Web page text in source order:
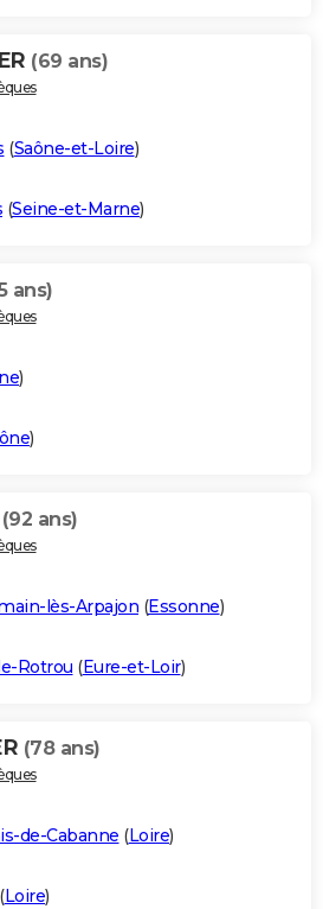
(69 ans)
(Saône-et-Loire)
(Seine-et-Marne)
ans)
)
)
(92 ans)
lès-Arpajon (Essonne)
Rotrou (Eure-et-Loir)
(78 ans)
de-Cabanne (Loire)
(Loire)